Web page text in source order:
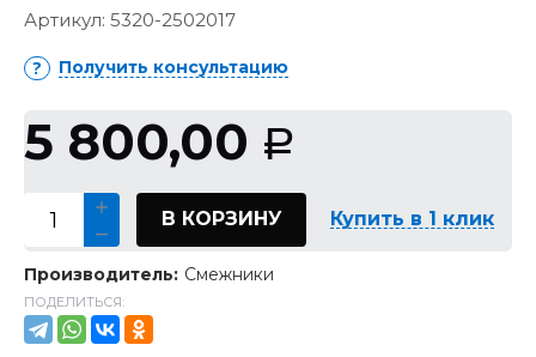
Артикул: 5320-2502017
Получить консультацию
5 800,00 Р
В КОРЗИНУ Купить в 1 клик
Производитель: Смежники
ПОДЕЛИТЬСЯ: